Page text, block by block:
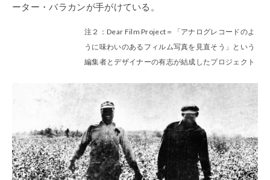
ーター・バラカンが手がけている。
注２：Dear Film Project＝「アナログレコードのよ
うに味わいのあるフィルム写真を見直そう」という
編集者とデザイナーの有志が結成したプロジェクト